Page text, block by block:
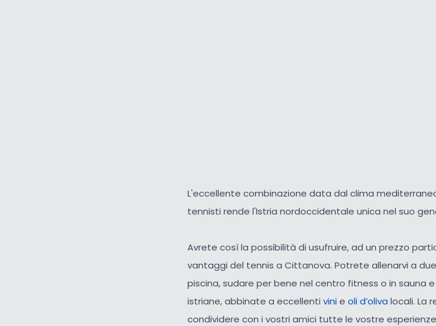
L'eccellente combinazione data dal clima
tennisti rende l'Istria nordoccidentale unica nel suo
Avrete così la possibilità di usufruire, ad un prezzo
vantaggi del tennis a Cittanova. Potrete allenarvi a
piscina, sudare per bene nel centro fitness o in sauna
istriane, abbinate a eccellenti vinie oli d’oliva locali. La
condividere con i vostri amici tutte le vostre